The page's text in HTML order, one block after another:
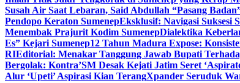
Susah Air Saat Lebaran, Said Abdullah “Pasang
Pendopo Keraton SumenepEksklusif: Navigasi
Menembak Prajurit Kodim SumenepDialektika
Es” Kejari Sumenep12 Tahun Madura Expose:
RIEditorial: Menakar Tanggung Jawab Bupati
Bergolak: Kontra’SM Desak Kejati Jatim Seret
Alur ‘Upeti’ Aspirasi Kian TerangXpander Seruduk